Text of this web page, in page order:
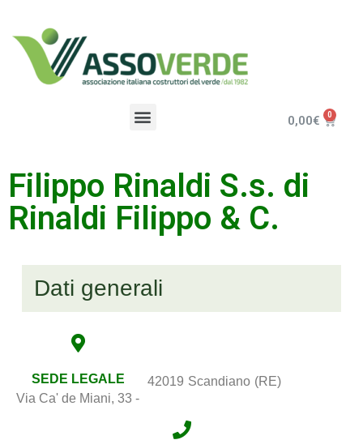
0,00€
Filippo Rinaldi S.s. di
Rinaldi Filippo & C.
Dati generali
SEDE LEGALE
Via Ca' de Miani, 33 -
42019 Scandiano (RE)